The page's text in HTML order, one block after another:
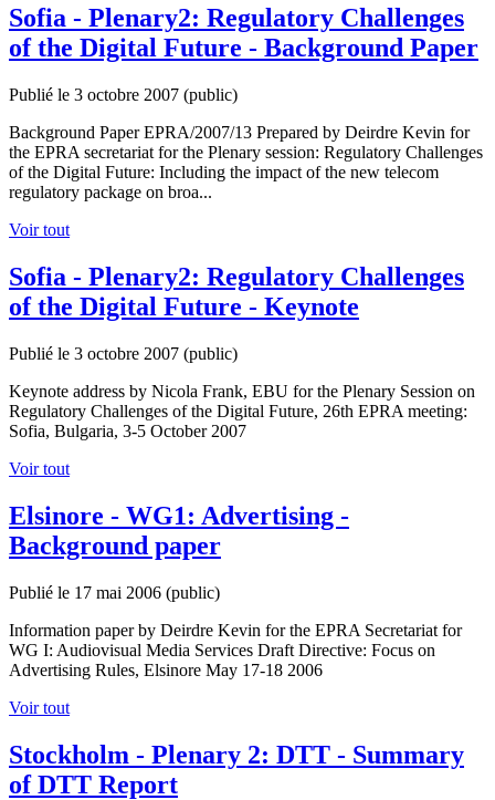
Sofia - Plenary2: Regulatory Challenges
of the Digital Future - Background Paper
Publié le 3 octobre 2007 (public)
Background Paper EPRA/2007/13 Prepared by Deirdre Kevin for
the EPRA secretariat for the Plenary session: Regulatory Challenges
of the Digital Future: Including the impact of the new telecom
regulatory package on broa...
Voir tout
Sofia - Plenary2: Regulatory Challenges
of the Digital Future - Keynote
Publié le 3 octobre 2007 (public)
Keynote address by Nicola Frank, EBU for the Plenary Session on
Regulatory Challenges of the Digital Future, 26th EPRA meeting:
Sofia, Bulgaria, 3-5 October 2007
Voir tout
Elsinore - WG1: Advertising -
Background paper
Publié le 17 mai 2006 (public)
Information paper by Deirdre Kevin for the EPRA Secretariat for
WG I: Audiovisual Media Services Draft Directive: Focus on
Advertising Rules, Elsinore May 17-18 2006
Voir tout
Stockholm - Plenary 2: DTT - Summary
of DTT Report